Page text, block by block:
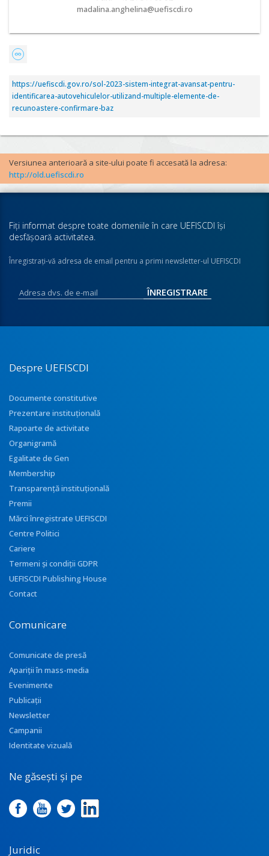
madalina.anghelina@uefiscdi.ro
https://uefiscdi.gov.ro/sol-2023-sistem-integrat-avansat-pentru-
identificarea-autovehiculelor-utilizand-multiple-elemente-de-
recunoastere-confirmare-baz
Versiunea anterioară a site-ului poate fi accesată la adresa:
http://old.uefiscdi.ro
Fiţi informat despre toate domeniile în care UEFISCDI îşi
desfăşoară activitatea.
Înregistraţi-vă adresa de email pentru a primi newsletter-ul UEFISCDI
Despre UEFISCDI
Documente constitutive
Prezentare instituţională
Rapoarte de activitate
Organigramă
Egalitate de Gen
Membership
Transparenţă instituţională
Premii
Mărci înregistrate UEFISCDI
Centre Politici
Cariere
Termeni și condiții GDPR
UEFISCDI Publishing House
Contact
Comunicare
Comunicate de presă
Apariţii în mass-media
Evenimente
Publicații
Newsletter
Campanii
Identitate vizuală
Ne găsești și pe
Juridic